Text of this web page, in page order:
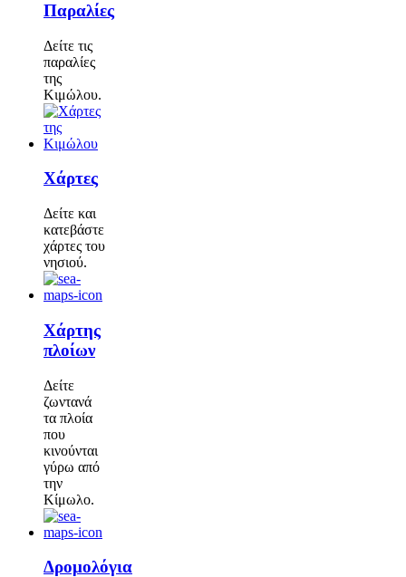
Παραλίες
Δείτε τις
παραλίες
της
Κιμώλου.
Χάρτες
Δείτε και
κατεβάστε
χάρτες του
νησιού.
Χάρτης
πλοίων
Δείτε
ζωντανά
τα πλοία
που
κινούνται
γύρω από
την
Κίμωλο.
Δρομολόγια